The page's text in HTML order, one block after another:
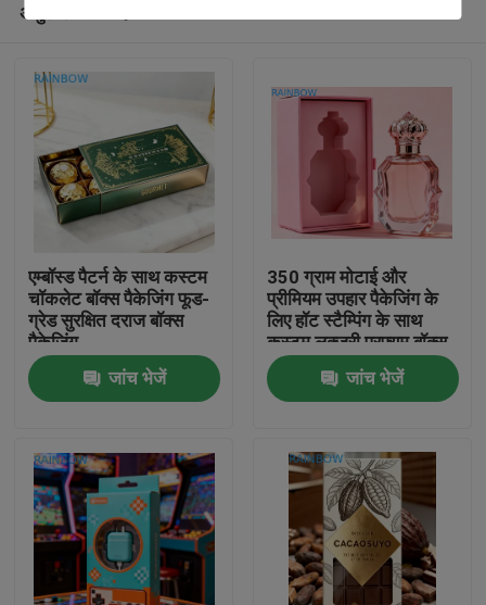
घर
उत्पाद
हमारे बारे में
अनुशंसित उत्पाद
एम्बॉस्ड पैटर्न के साथ कस्टम
चॉकलेट बॉक्स पैकेजिंग फूड-
ग्रेड सुरक्षित दराज बॉक्स
पैकेजिंग
जांच भेजें
350 ग्राम मोटाई और
प्रीमियम उपहार पैकेजिंग के
लिए हॉट स्टैम्पिंग के साथ
कस्टम लक्जरी परफ्यूम बॉक्स
जांच भेजें